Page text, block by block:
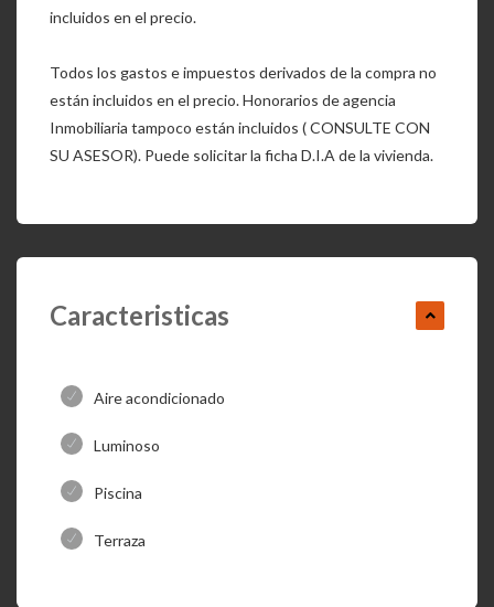
incluidos en el precio.
Todos los gastos e impuestos derivados de la compra no
están incluidos en el precio. Honorarios de agencia
Inmobiliaria tampoco están incluidos ( CONSULTE CON
SU ASESOR). Puede solicitar la ficha D.I.A de la vivienda.
Caracteristicas
Aire acondicionado
Luminoso
Piscina
Terraza